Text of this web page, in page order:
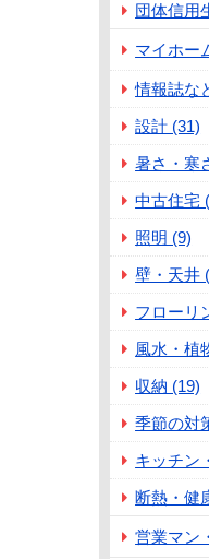
団体信用
マイホー
情報誌な
設計 (31)
暑さ・寒
中古住宅
照明 (9)
壁・天井
フローリ
風水・植
収納 (19)
季節の対
キッチン
断熱・健
営業マン